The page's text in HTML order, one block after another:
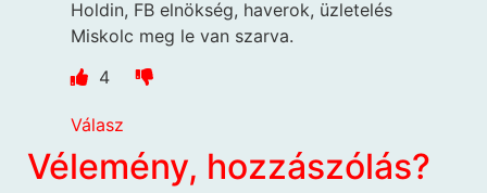
Holdin, FB elnökség, haverok, üzletelés
Miskolc meg le van szarva.
4
Válasz
Vélemény, hozzászólás?